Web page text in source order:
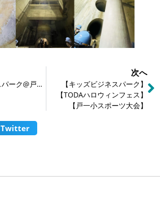
【キッズビジネスパーク@戸田市役所 & TODAハロウィンフェス@戸田駅西口】
次へ
【キッズビジネスパーク】
【TODAハロウィンフェス】
【戸一小スポーツ大会】
Twitter